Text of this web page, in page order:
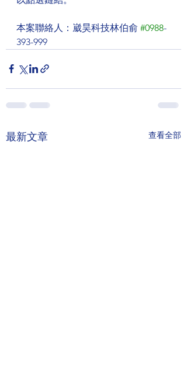
本案聯絡人：崴昊科技林伯俞 #0988-
393-999
最新文章 查看全部